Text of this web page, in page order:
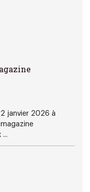
janvier 2026 à